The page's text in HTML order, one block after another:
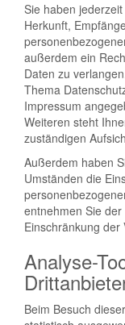
Sie haben
Herkunft,
außerdem ein
Daten zu
Thema
Impressum
Weiteren steht
zuständigen
Außerdem haben
Umständen die
entnehmen Sie
Einschränkung der
Analyse-
Beim Besuch